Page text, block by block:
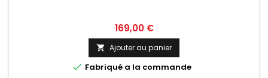
Prix
169,00 €
 Ajouter au panier
 Fabriqué a la commande